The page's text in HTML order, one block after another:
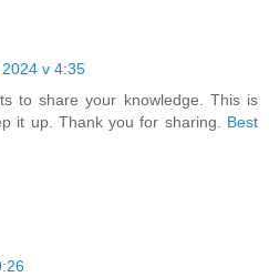
v 4:35
to share your knowledge. This is
it up. Thank you for sharing. Best